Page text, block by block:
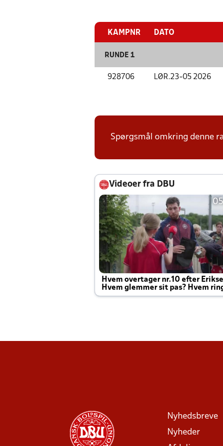
KAMPNR DATO
RUNDE 1
928706 LØR.23-05 2026
Spørgsmål omkring denne
Videoer fra DBU
Hvem overtager nr.10 efter
Hvem glemmer sit pas? Hvem
Joachim altid til efter kampe?
Nyhedsbreve
Nyheder